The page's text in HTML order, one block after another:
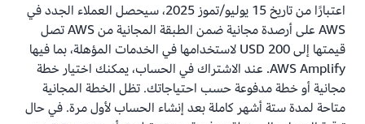
اعتبارًا من تاريخ 15 يوليو/تموز 2025، سيحصل العملاء الجدد في
AWS على أرصدة مجانية ضمن الطبقة المجانية من AWS تصل
قيمتها إلى 200 USD لاستخدامها في الخدمات المؤهلة، بما فيها
AWS Amplify. عند الاشتراك في الحساب، يمكنك اختيار خطة
مجانية أو خطة مدفوعة حسب احتياجاتك. تظل الخطة المجانية
متاحة لمدة ستة أشهر كاملة بعد إنشاء الحساب لأول مرة. في حال